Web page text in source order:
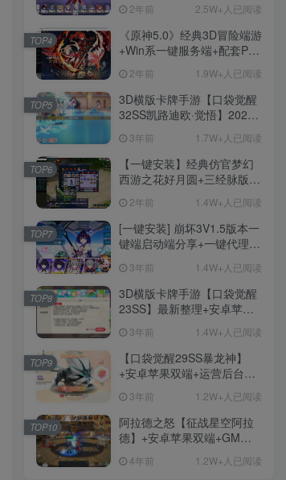
用、无限资源、附带保姆级
安装教程
2年前 2.5W+人已阅读
《原神5.0》经典3D冒险端游
+Win系一键服务端+配套PC
池文件
2年前 1.9W+人已阅读
TOP4
3D横版卡牌手游【口袋觉醒
32SS凯路迪欧·觉悟】2023
+支付对接+安卓苹果双端+运
营后台+GM授权后台+代理
后台
3年前 1.7W+人已阅读
TOP5
【一键安装】经典仿官梦幻
西游之花好月圆+三经脉版本
卡+剧情活动+视频搭建及其
他修改资料
2年前 1.4W+人已阅读
TOP6
[一键安装] 崩坏3V1.5版本一
键端启动端分享+一键代理
ID+详细指令+极简一键修改
3年前 1.4W+人已阅读
TOP7
3D横版卡牌手游【口袋觉醒
23SS】最新整理+安卓苹果
细搭建教程
3年前 1.4W+人已阅读
TOP8
【口袋觉醒29SS暴龙神】
+安卓苹果双端+运营后台
端 3年前 1.2W+人已阅读
TOP9
阿拉德之怒【征战星空阿拉
德】+安卓苹果双端+GM授
+详细教程
4年前 1.2W+人已阅读
TOP10